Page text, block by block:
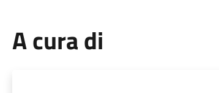
A cura di